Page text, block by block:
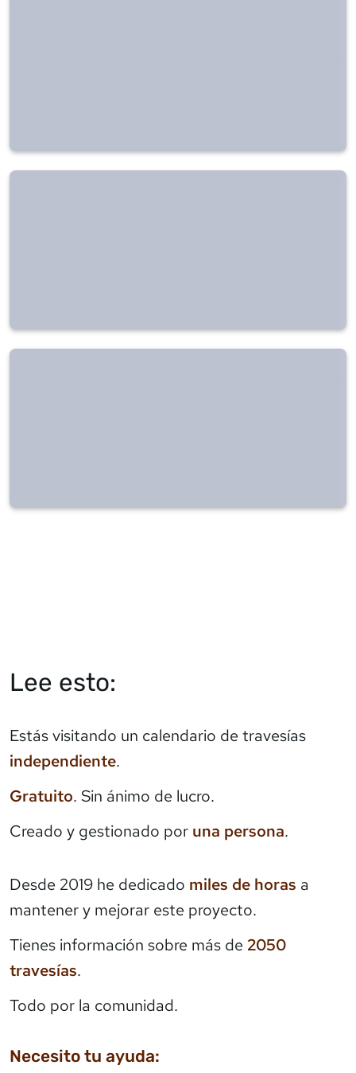
Lee esto:
Estás visitando un calendario de travesías
independiente.
Gratuito. Sin ánimo de lucro.
Creado y gestionado por una persona.
Desde 2019 he dedicado miles de horas a
mantener y mejorar este proyecto.
Tienes información sobre más de 2050
travesías.
Todo por la comunidad.
Necesito tu ayuda: